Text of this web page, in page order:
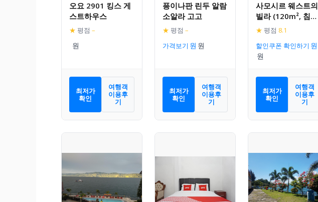
오요 2901 킹스 게
스트하우스
★ 평점 –
최저가
확인
여행객
이용후
기
픙이나판 린두 알람
소알라 고고
★ 평점 –
가격보기
최저가
확인
여행객
이용후
기
사모시르 웨스트의
빌라 (120m², 침실
2개, 프라이빗 욕실
★ 평점 8.1
할인쿠폰 확인하기
최저가
확인
여행객
이용후
기